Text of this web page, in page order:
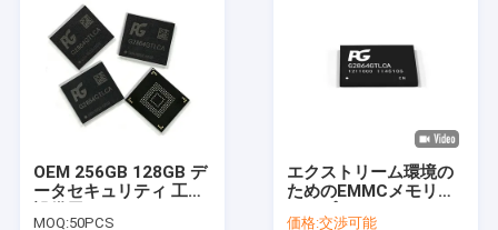
OEM 256GB 128GB デ
ータセキュリティ 工場
MOQ:50PCS
エクストリーム環境の
ためのEMMCメモリー
価格:交渉可能